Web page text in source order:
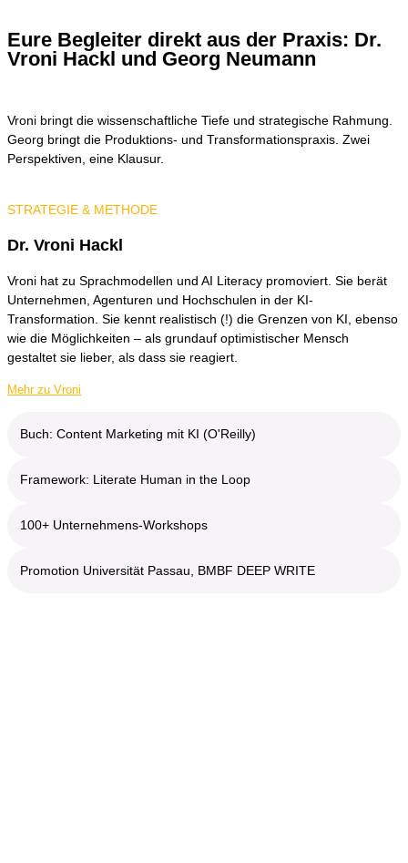
Eure Begleiter direkt aus der Praxis: Dr.
Vroni Hackl und Georg Neumann
Vroni bringt die wissenschaftliche Tiefe und strategische Rahmung.
Georg bringt die Produktions- und Transformationspraxis. Zwei
Perspektiven, eine Klausur.
STRATEGIE & METHODE
Dr. Vroni Hackl
Vroni hat zu Sprachmodellen und AI Literacy promoviert. Sie berät
Unternehmen, Agenturen und Hochschulen in der KI-
Transformation. Sie kennt realistisch (!) die Grenzen von KI, ebenso
wie die Möglichkeiten – als grundauf optimistischer Mensch
gestaltet sie lieber, als dass sie reagiert.
Mehr zu Vroni
Buch: Content Marketing mit KI (O'Reilly)
Framework: Literate Human in the Loop
100+ Unternehmens-Workshops
Promotion Universität Passau, BMBF DEEP WRITE